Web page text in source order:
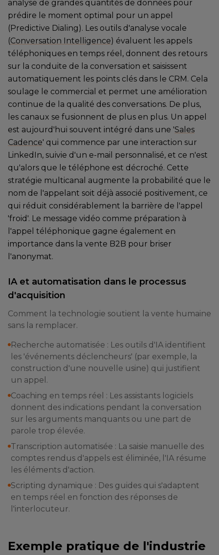
analyse de grandes quantités de données pour
prédire le moment optimal pour un appel
(Predictive Dialing). Les outils d'analyse vocale
(Conversation Intelligence) évaluent les appels
téléphoniques en temps réel, donnent des retours
sur la conduite de la conversation et saisissent
automatiquement les points clés dans le CRM. Cela
soulage le commercial et permet une amélioration
continue de la qualité des conversations. De plus,
les canaux se fusionnent de plus en plus. Un appel
est aujourd'hui souvent intégré dans une 'Sales
Cadence' qui commence par une interaction sur
LinkedIn, suivie d'un e-mail personnalisé, et ce n'est
qu'alors que le téléphone est décroché. Cette
stratégie multicanal augmente la probabilité que le
nom de l'appelant soit déjà associé positivement, ce
qui réduit considérablement la barrière de l'appel
'froid'. Le message vidéo comme préparation à
l'appel téléphonique gagne également en
importance dans la vente B2B pour briser
l'anonymat.
IA et automatisation dans le processus
d'acquisition
Comment la technologie soutient la vente humaine
sans la remplacer.
Recherche automatisée : Les outils d'IA identifient
les 'événements déclencheurs' (par exemple, la
construction d'une nouvelle usine) qui justifient
un appel.
Coaching en temps réel : Les assistants logiciels
donnent des indications pendant la conversation
sur les arguments manquants ou une part de
parole trop élevée.
Transcription automatisée : La saisie manuelle des
comptes rendus d'appels est éliminée, l'IA résume
les éléments d'action.
Scripting dynamique : Des guides qui s'adaptent
en temps réel en fonction des réponses de
l'interlocuteur.
Exemple pratique de l'industrie